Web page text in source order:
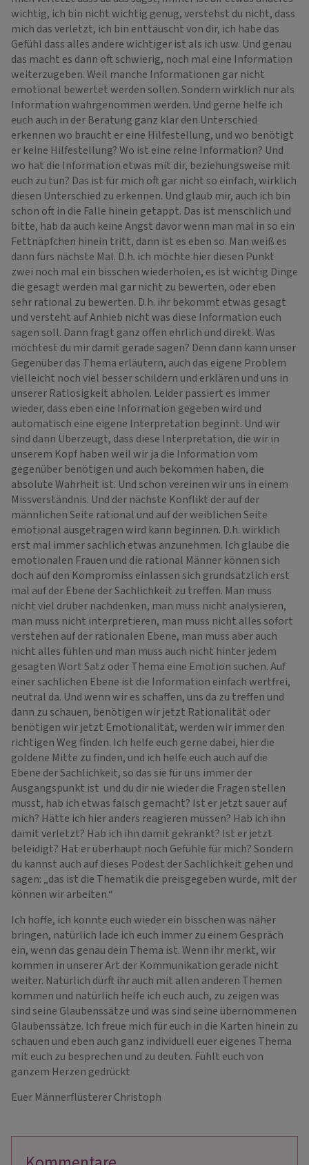
wichtig, ich bin nicht wichtig genug, verstehst du nicht, dass
mich das verletzt, ich bin enttäuscht von dir, ich habe das
Gefühl dass alles andere wichtiger ist als ich usw. Und genau
das macht es dann oft schwierig, noch mal eine Information
weiterzugeben. Weil manche Informationen gar nicht
emotional bewertet werden sollen. Sondern wirklich nur als
Information wahrgenommen werden. Und gerne helfe ich
euch auch in der Beratung ganz klar den Unterschied
erkennen wo braucht er eine Hilfestellung, und wo benötigt
er keine Hilfestellung? Wo ist eine reine Information? Und
wo hat die Information etwas mit dir, beziehungsweise mit
euch zu tun? Das ist für mich oft gar nicht so einfach, wirklich
diesen Unterschied zu erkennen. Und glaub mir, auch ich bin
schon oft in die Falle hinein getappt. Das ist menschlich und
bitte, hab da auch keine Angst davor wenn man mal in so ein
Fettnäpfchen hinein tritt, dann ist es eben so. Man weiß es
dann fürs nächste Mal. D.h. ich möchte hier diesen Punkt
zwei noch mal ein bisschen wiederholen, es ist wichtig Dinge
die gesagt werden mal gar nicht zu bewerten, oder eben
sehr rational zu bewerten. D.h. ihr bekommt etwas gesagt
und versteht auf Anhieb nicht was diese Information euch
sagen soll. Dann fragt ganz offen ehrlich und direkt. Was
möchtest du mir damit gerade sagen? Denn dann kann unser
Gegenüber das Thema erläutern, auch das eigene Problem
vielleicht noch viel besser schildern und erklären und uns in
unserer Ratlosigkeit abholen. Leider passiert es immer
wieder, dass eben eine Information gegeben wird und
automatisch eine eigene Interpretation beginnt. Und wir
sind dann Überzeugt, dass diese Interpretation, die wir in
unserem Kopf haben weil wir ja die Information vom
gegenüber benötigen und auch bekommen haben, die
absolute Wahrheit ist. Und schon vereinen wir uns in einem
Missverständnis. Und der nächste Konflikt der auf der
männlichen Seite rational und auf der weiblichen Seite
emotional ausgetragen wird kann beginnen. D.h. wirklich
erst mal immer sachlich etwas anzunehmen. Ich glaube die
emotionalen Frauen und die rational Männer können sich
doch auf den Kompromiss einlassen sich grundsätzlich erst
mal auf der Ebene der Sachlichkeit zu treffen. Man muss
nicht viel drüber nachdenken, man muss nicht analysieren,
man muss nicht interpretieren, man muss nicht alles sofort
verstehen auf der rationalen Ebene, man muss aber auch
nicht alles fühlen und man muss auch nicht hinter jedem
gesagten Wort Satz oder Thema eine Emotion suchen. Auf
einer sachlichen Ebene ist die Information einfach wertfrei,
neutral da. Und wenn wir es schaffen, uns da zu treffen und
dann zu schauen, benötigen wir jetzt Rationalität oder
benötigen wir jetzt Emotionalität, werden wir immer den
richtigen Weg finden. Ich helfe euch gerne dabei, hier die
goldene Mitte zu finden, und ich helfe euch auch auf die
Ebene der Sachlichkeit, so das sie für uns immer der
Ausgangspunkt ist und du dir nie wieder die Fragen stellen
musst, hab ich etwas falsch gemacht? Ist er jetzt sauer auf
mich? Hätte ich hier anders reagieren müssen? Hab ich ihn
damit verletzt? Hab ich ihn damit gekränkt? Ist er jetzt
beleidigt? Hat er überhaupt noch Gefühle für mich? Sondern
du kannst auch auf dieses Podest der Sachlichkeit gehen und
sagen: „das ist die Thematik die preisgegeben wurde, mit der
können wir arbeiten.“
Ich hoffe, ich konnte euch wieder ein bisschen was näher
bringen, natürlich lade ich euch immer zu einem Gespräch
ein, wenn das genau dein Thema ist. Wenn ihr merkt, wir
kommen in unserer Art der Kommunikation gerade nicht
weiter. Natürlich dürft ihr auch mit allen anderen Themen
kommen und natürlich helfe ich euch auch, zu zeigen was
sind seine Glaubenssätze und was sind seine übernommenen
Glaubenssätze. Ich freue mich für euch in die Karten hinein zu
schauen und eben auch ganz individuell euer eigenes Thema
mit euch zu besprechen und zu deuten. Fühlt euch von
ganzem Herzen gedrückt
Euer Männerflüsterer Christoph